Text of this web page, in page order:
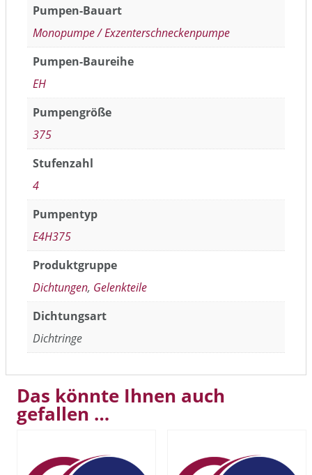
Pumpen-Bauart
Monopumpe / Exzenterschneckenpumpe
Pumpen-Baureihe
EH
Pumpengröße
375
Stufenzahl
4
Pumpentyp
E4H375
Produktgruppe
Dichtungen, Gelenkteile
Dichtungsart
Dichtringe
Das könnte Ihnen auch
gefallen …